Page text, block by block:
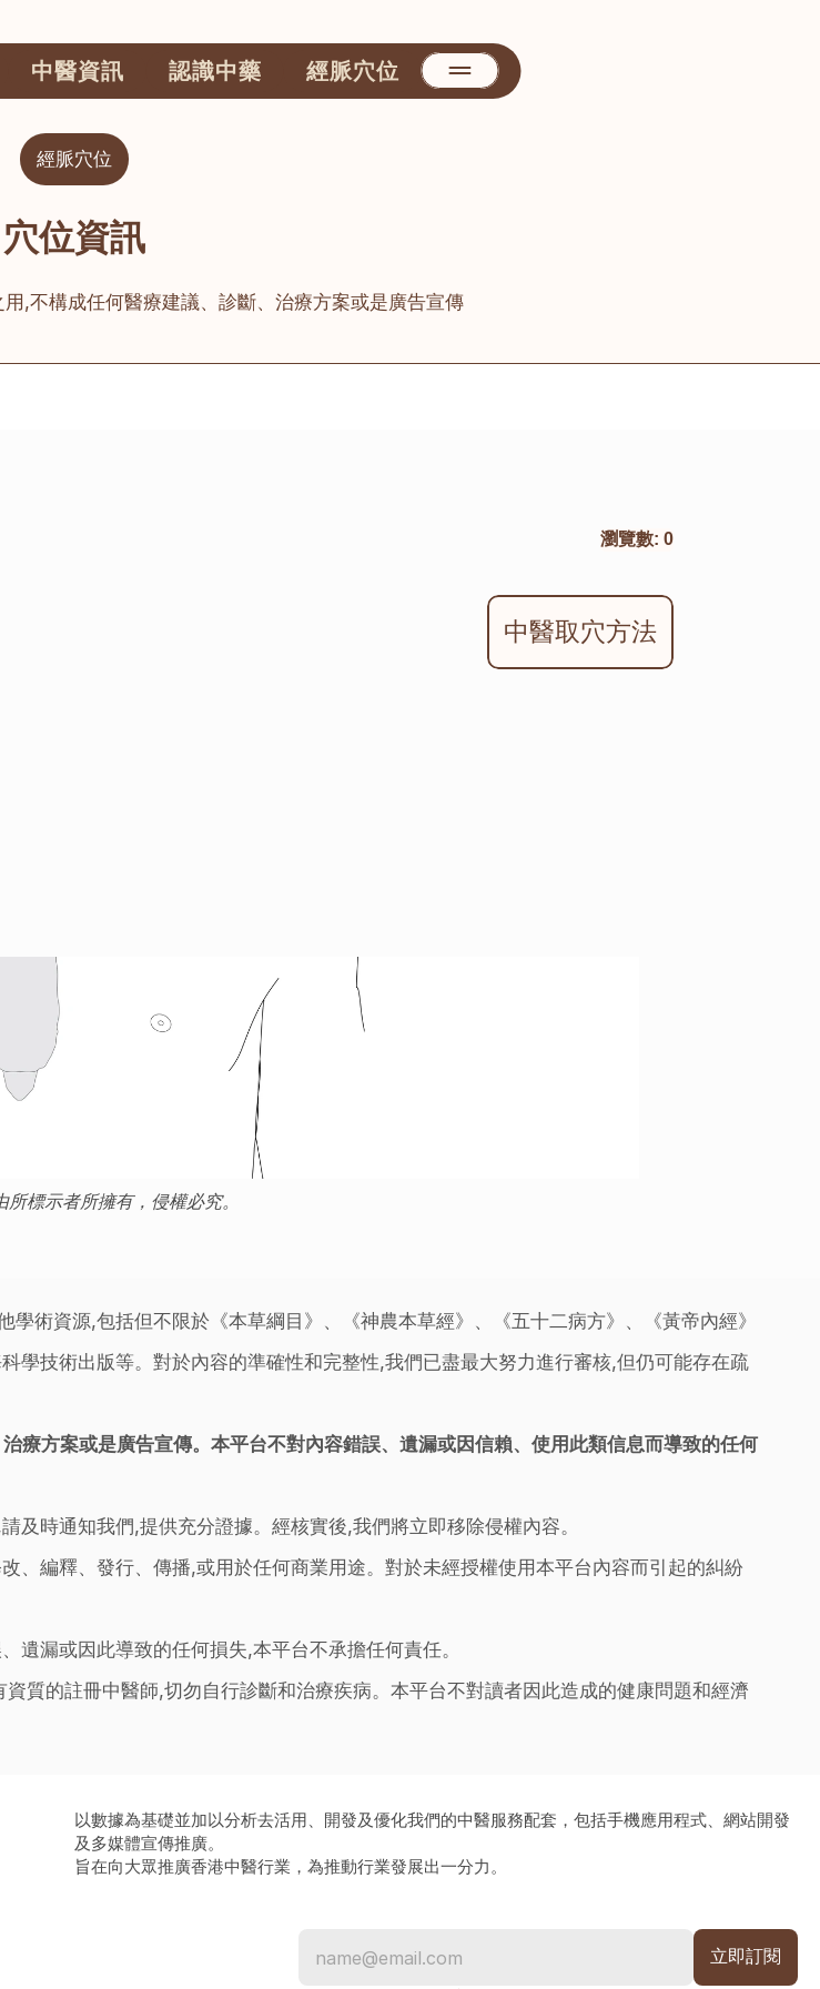
中醫資訊 認識中藥 經脈穴位
經脈穴位
穴位資訊
,不構成任何醫療建議、診斷、治療方案或是廣告宣傳
瀏覽數: 0
中醫取穴方法
標示者所擁有，侵權必究。
術資源,包括但不限於《本草綱目》、《神農本草經》、《五十二病方》、《黃帝內經》
學技術出版等。對於內容的準確性和完整性,我們已盡最大努力進行審核,但仍可能存在疏
療方案或是廣告宣傳。本平台不對內容錯誤、遺漏或因信賴、使用此類信息而導致的任何
時通知我們,提供充分證據。經核實後,我們將立即移除侵權內容。
、編釋、發行、傳播,或用於任何商業用途。對於未經授權使用本平台內容而引起的糾紛
遺漏或因此導致的任何損失,本平台不承擔任何責任。
質的註冊中醫師,切勿自行診斷和治療疾病。本平台不對讀者因此造成的健康問題和經濟
以數據為基礎並加以分析去活用、開發及優化我們的中醫服務配套，包括手機應用程式、網站開發
及多媒體宣傳推廣。
旨在向大眾推廣香港中醫行業，為推動行業發展出一分力。